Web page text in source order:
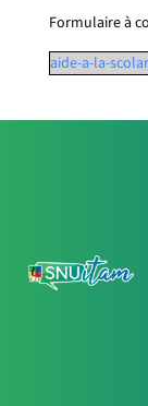
Formulaire à
aide-a-la-